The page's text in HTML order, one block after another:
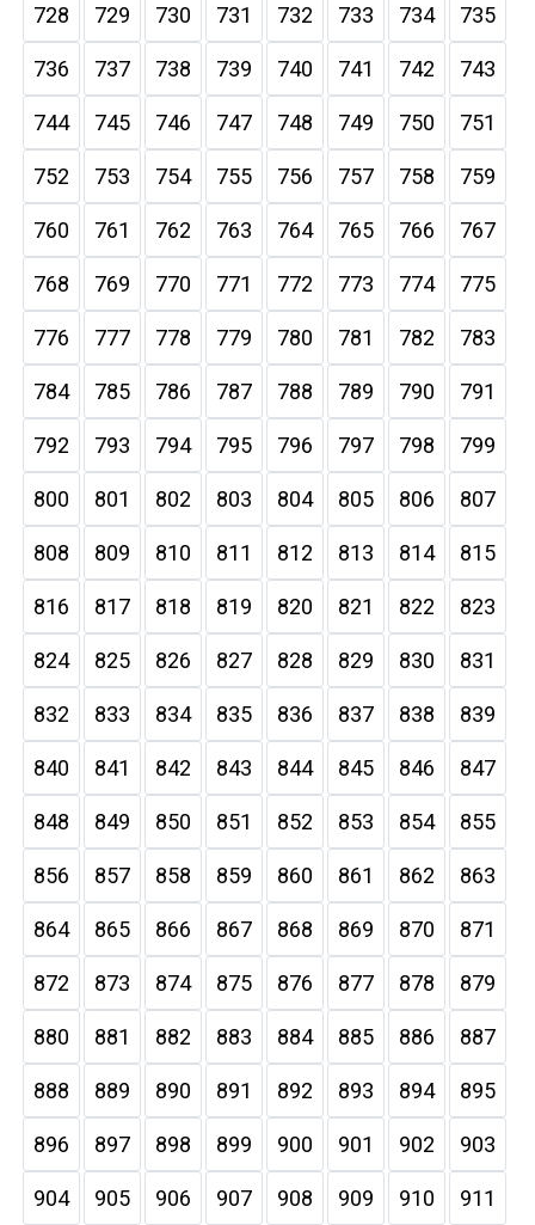
728 729 730 731 732 733 734 735
736 737 738 739 740 741 742 743
744 745 746 747 748 749 750 751
752 753 754 755 756 757 758 759
760 761 762 763 764 765 766 767
768 769 770 771 772 773 774 775
776 777 778 779 780 781 782 783
784 785 786 787 788 789 790 791
792 793 794 795 796 797 798 799
800 801 802 803 804 805 806 807
808 809 810 811 812 813 814 815
816 817 818 819 820 821 822 823
824 825 826 827 828 829 830 831
832 833 834 835 836 837 838 839
840 841 842 843 844 845 846 847
848 849 850 851 852 853 854 855
856 857 858 859 860 861 862 863
864 865 866 867 868 869 870 871
872 873 874 875 876 877 878 879
880 881 882 883 884 885 886 887
888 889 890 891 892 893 894 895
896 897 898 899 900 901 902 903
904 905 906 907 908 909 910 911